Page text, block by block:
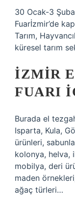
30 Ocak-3
Fuarİzmir’de
Tarım,
küresel tarım
İZMIR
FUARI
Burada el
Isparta, Kula,
ürünleri,
kolonya, helva,
mobilya, deri
maden
ağaç türleri…